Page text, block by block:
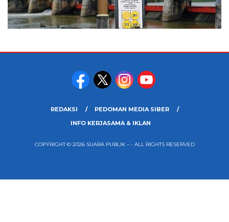
REDAKSI
PEDOMAN MEDIA SIBER
INFO KERJASAMA & IKLAN
COPYRIGHT © 2026 SUARA PUBLIK – - ALL RIGHTS RESERVED